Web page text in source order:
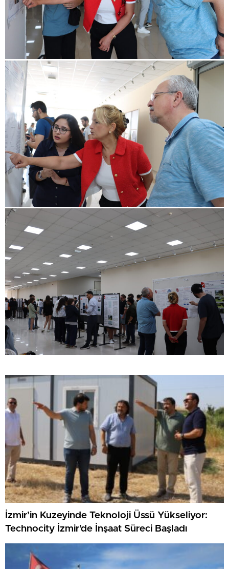
İzmir’in Kuzeyinde Teknoloji Üssü Yükseliyor:
Technocity İzmir’de İnşaat Süreci Başladı